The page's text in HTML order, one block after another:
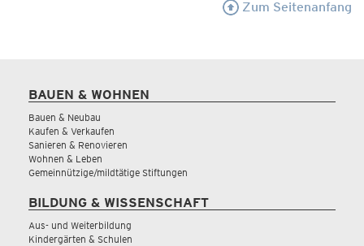
Zum Seitenanfang
BAUEN & WOHNEN
Bauen & Neubau
Kaufen & Verkaufen
Sanieren & Renovieren
Wohnen & Leben
Gemeinnützige/mildtätige Stiftungen
BILDUNG & WISSENSCHAFT
Aus- und Weiterbildung
Kindergärten & Schulen